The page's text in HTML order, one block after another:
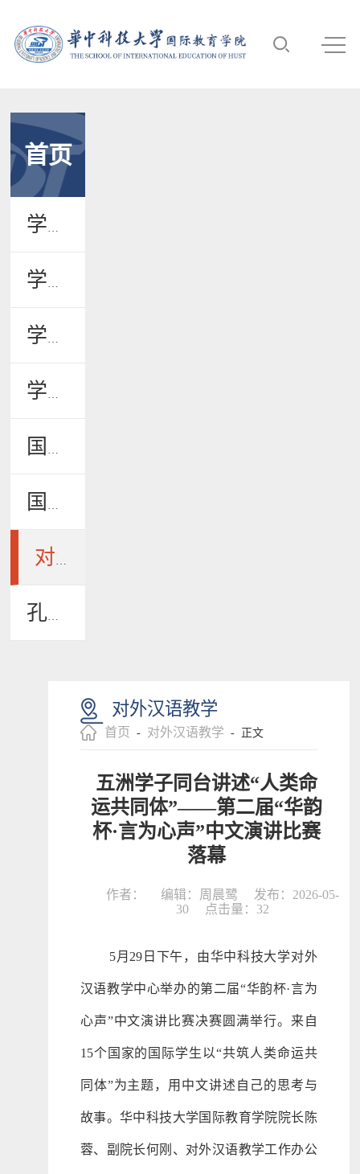
首页
对外汉语教学
首页 - 对外汉语教学 - 正文
五洲学子同台讲述“人类命
运共同体”——第二届“华韵
杯·言为心声”中文演讲比赛
落幕
作者： 编辑：周晨鹭
发布：2026-05-
30
点击量： 32
5月29日下午，由华中科技大学对外
汉语教学中心举办的第二届“华韵杯·言为
心声”中文演讲比赛决赛圆满举行。来自
15个国家的国际学生以“共筑人类命运共
同体”为主题，用中文讲述自己的思考与
故事。华中科技大学国际教育学院院长陈
蓉、副院长何刚、对外汉语教学工作办公